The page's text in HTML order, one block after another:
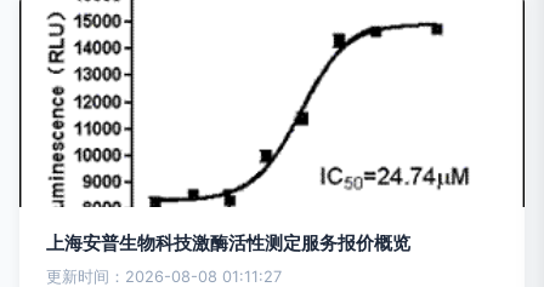
上海安普生物科技激酶活性测定服务报价概览
更新时间：2026-08-08 01:11:27